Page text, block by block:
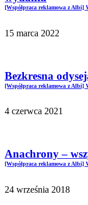
[Współpraca reklamowa z Albi]
15 marca 2022
Bezkresna
[Współpraca reklamowa z Albi]
4 czerwca 2021
Anachrony –
[Współpraca reklamowa z Albi]
24 września 2018